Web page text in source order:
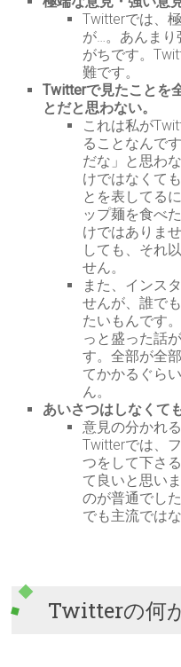
Twitterでは、
が…。あんまり
がちです。
難です。
Twitterで見たことを
とだと思わない。
これは私が
ることなんで
だな」と思わ
けではなくて
とを表してる
ップ麺を食べ
けではありま
しても、それ
せん。
また、インス
せんが、誰で
たいもんです
っと盛った話
す。全部が全
てかかるぐら
ん。
あいさつはしなくて
意見の分かれ
Twitterでは、
つをして下さ
て良いと思い
のが普通でし
でも主流ではな
Twitterの何